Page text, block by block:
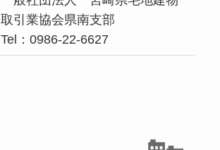
取引業協会県南支部
Tel：0986-22-6627